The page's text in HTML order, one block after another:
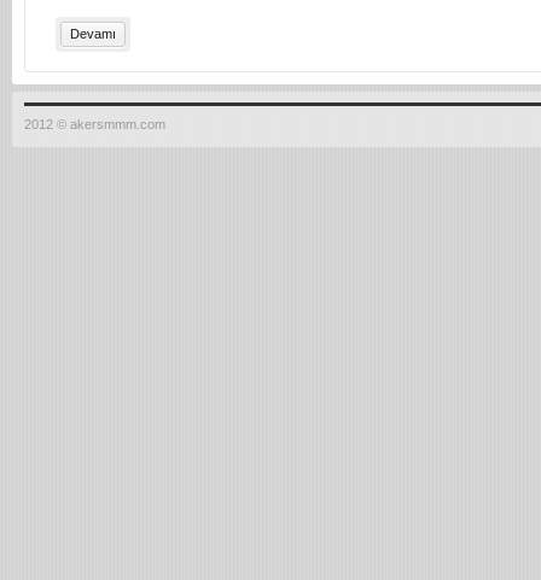
Devamı
2012 © akersmmm.com